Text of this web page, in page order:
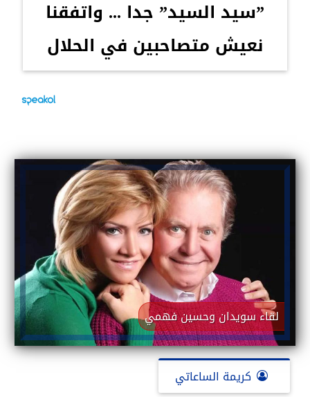
”سيد السيد” جدا ... واتفقنا
نعيش متصاحبين في الحلال
لقاء سويدان وحسين فهمي
كريمة الساعاتي